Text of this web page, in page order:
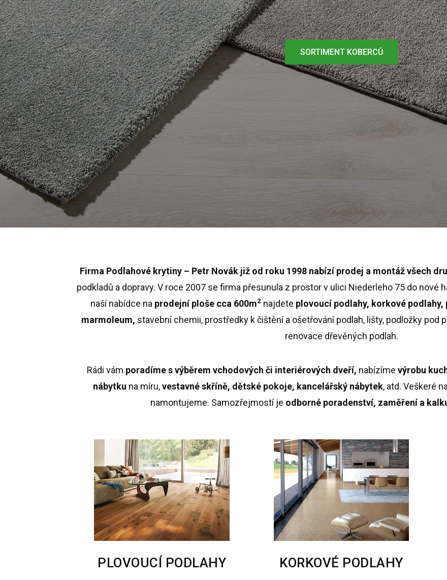
SORTIMENT KOBERCŮ
Firma Podlahové krytiny – Petr Novák již od roku 1998 nabízí prodej a montáž všech
podkladů a dopravy. V roce 2007 se firma přesunula z prostor v ulici Niederleho 75 do nové
naší nabídce na prodejní ploše cca 600m2najdete plovoucí podlahy, korkové
marmoleum, stavební chemii, prostředky k čištění a ošetřování podlah, lišty, podložky pod
renovace dřevěných podlah.
Rádi vám poradíme s výběrem vchodových či interiérových dveří, nabízíme výrobu
nábytku na míru,vestavné skříně, dětské pokoje, kancelářský nábytek, atd. Veškeré
namontujeme. Samozřejmostí je odborné poradenství, zaměření a
PLOVOUCÍ PODLAHY KORKOVÉ PODLAHY